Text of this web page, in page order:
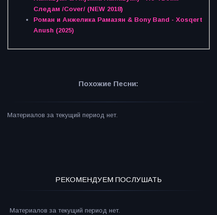
Следам /Cover/ (NEW 2018)
Роман и Анжелика Рамазян & Bony Band - Xosqert
Anush (2025)
Похожие Песни:
Материалов за текущий период нет.
РЕКОМЕНДУЕМ ПОСЛУШАТЬ
Материалов за текущий период нет.